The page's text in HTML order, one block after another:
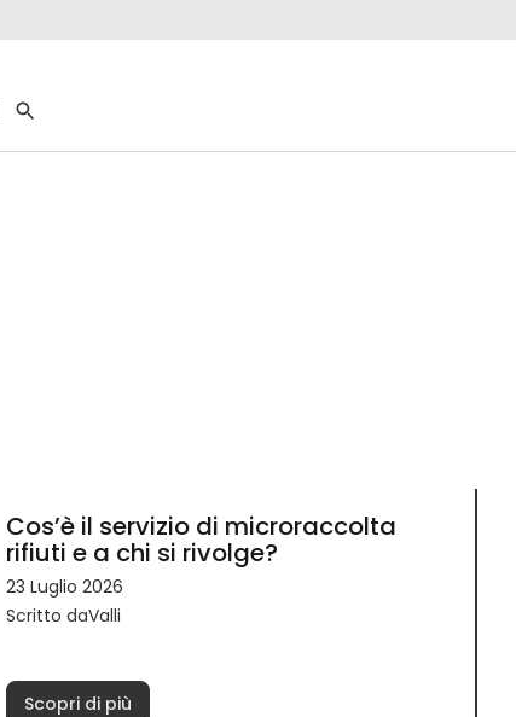
Cos’è il servizio di microraccolta
rifiuti e a chi si rivolge?
23 Luglio 2026
Scritto daValli
Scopri di più